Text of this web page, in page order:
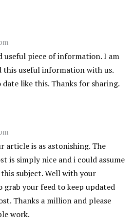
useful piece of information. I am
this useful information with us.
date like this. Thanks for sharing.
article is as astonishing. The
is simply nice and i could assume
subject. Well with your
grab your feed to keep updated
Thanks a million and please
work.